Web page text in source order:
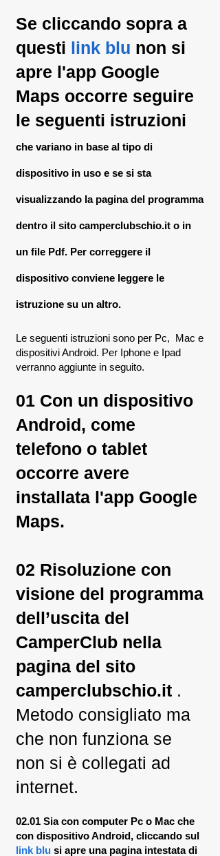
Se cliccando sopra a
questi link blu non si
apre l'app Google
Maps occorre seguire
le seguenti istruzioni
che variano in base al tipo di
dispositivo in uso e se si sta
visualizzando la pagina del programma
dentro il sito camperclubschio.it o in
un file Pdf. Per correggere il
dispositivo conviene leggere le
istruzione su un altro.
Le seguenti istruzioni sono per Pc, Mac e
dispositivi Android. Per Iphone e Ipad
verranno aggiunte in seguito.
01 Con un dispositivo
Android, come
telefono o tablet
occorre avere
installata l'app Google
Maps.
02 Risoluzione con
visione del programma
dell’uscita del
CamperClub nella
pagina del sito
camperclubschio.it .
Metodo consigliato ma
che non funziona se
non si è collegati ad
internet.
02.01 Sia con computer Pc o Mac che
con dispositivo Android, cliccando sul
link blu si apre una pagina intestata di